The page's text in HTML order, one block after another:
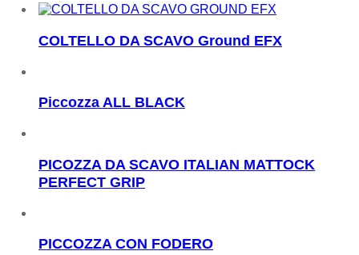
COLTELLO DA SCAVO Ground EFX
Piccozza ALL BLACK
PICOZZA DA SCAVO ITALIAN MATTOCK
PERFECT GRIP
PICCOZZA CON FODERO